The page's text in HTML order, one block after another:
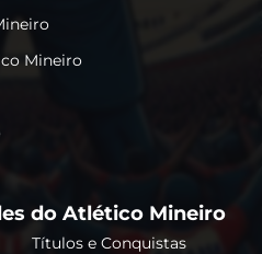
Mineiro
do Atlético Mineiro
Títulos e Conquistas